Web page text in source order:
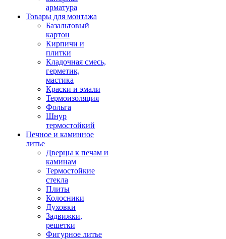
арматура
Товары для монтажа
Базальтовый
картон
Кирпичи и
плитки
Кладочная смесь,
герметик,
мастика
Краски и эмали
Термоизоляция
Фольга
Шнур
термостойкий
Печное и каминное
литье
Дверцы к печам и
каминам
Термостойкие
стекла
Плиты
Колосники
Духовки
Задвижки,
решетки
Фигурное литье